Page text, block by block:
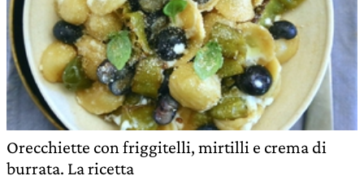
Orecchiette con friggitelli, mirtilli e crema di
burrata. La ricetta